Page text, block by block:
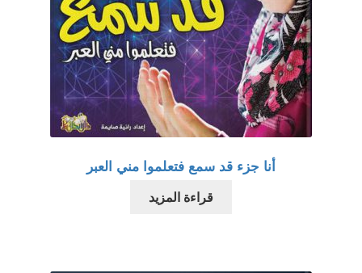
أنا جزء قد سمع فتعلموا مني العبر
قراءة المزيد